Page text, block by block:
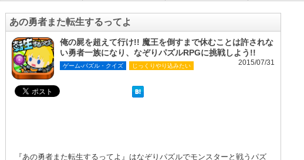
あの勇者また転生するってよ
俺の屍を超えて行け!! 魔王を倒すまで休むことは許されな
い勇者一族になり、なぞりパズルRPGに挑戦しよう!!
ゲーム-パズル・クイズ じっくりやり込みたい 2015/07/31
『あの勇者また転生するってよ』はなぞりパズルでモンスターと戦うパズ